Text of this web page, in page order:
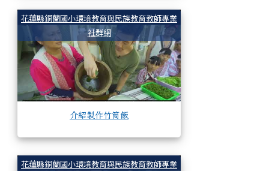
花蓮縣銅蘭國小環境教育與民族教育教師專業
社群網
介紹製作竹筒飯
花蓮縣銅蘭國小環境教育與民族教育教師專業